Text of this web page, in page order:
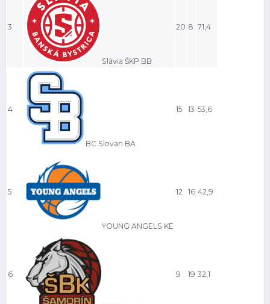
3
Slávia ŠKP BB
20 8 71,4
4
BC Slovan BA
15 13 53,6
5
YOUNG ANGELS KE
12 16 42,9
6 9 19 32,1